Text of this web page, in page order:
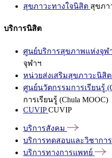
สุขภาวะทางใจนิสิต สุขภา
บริการนิสิต
ศูนย์บริการสุขภาพแห่งจุฬ
จุฬาฯ
หน่วยส่งเสริมสุขภาวะนิสิต
ศูนย์นวัตกรรมการเรียนรู้
การเรียนรู้ (Chula MOOC)
CUVIPCUVIP
บริการสังคม
บริการทดสอบและวิชาการ
บริการทางการแพทย์